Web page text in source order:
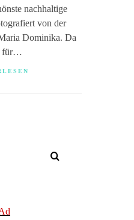
nachhaltige
von der
Dominika. Da
für…